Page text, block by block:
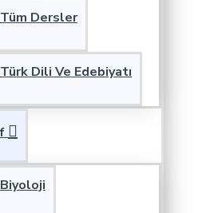
Tüm Dersler
Türk Dili Ve Edebiyatı
Biyoloji